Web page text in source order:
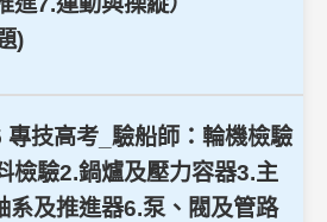
)
專技高考_驗船師：輪機檢驗
檢驗2.鍋爐及壓力容器3.主
系及推進器6.泵、閥及管路